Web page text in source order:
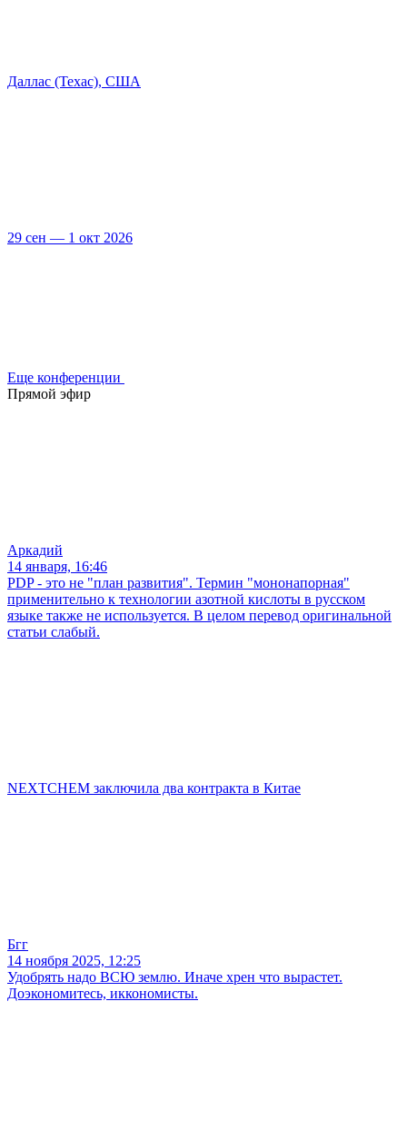
Даллас (Техас), США
29 сен — 1 окт 2026
Еще конференции
Прямой эфир
Аркадий
14 января, 16:46
PDP - это не "план развития". Термин "мононапорная"
применительно к технологии азотной кислоты в русском
языке также не используется. В целом перевод оригинальной
статьи слабый.
NEXTCHEM заключила два контракта в Китае
Бгг
14 ноября 2025, 12:25
Удобрять надо ВСЮ землю. Иначе хрен что вырастет.
Доэкономитесь, иккономисты.